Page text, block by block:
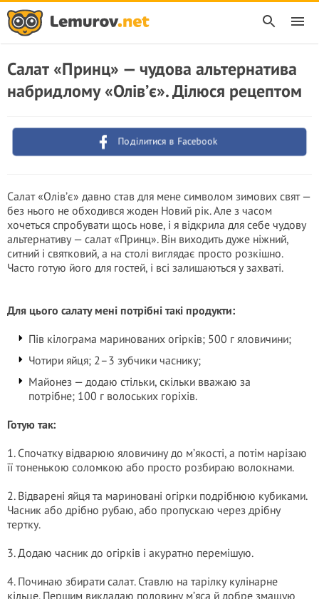
Салат «Принц» — чудова альтернатива
набридлому «Олів’є». Ділюся рецептом
Поділитися в Facebook
Салат «Олів’є» давно став для мене символом зимових свят —
без нього не обходився жоден Новий рік. Але з часом
хочеться спробувати щось нове, і я відкрила для себе чудову
альтернативу — салат «Принц». Він виходить дуже ніжний,
ситний і святковий, а на столі виглядає просто розкішно.
Часто готую його для гостей, і всі залишаються у захваті.
Для цього салату мені потрібні такі продукти:
Пів кілограма маринованих огірків; 500 г яловичини;
Чотири яйця; 2–3 зубчики часнику;
Майонез — додаю стільки, скільки вважаю за
потрібне; 100 г волоських горіхів.
Готую так:
1. Спочатку відварюю яловичину до м’якості, а потім нарізаю
її тоненькою соломкою або просто розбираю волокнами.
2. Відварені яйця та мариновані огірки подрібнюю кубиками.
Часник або дрібно рубаю, або пропускаю через дрібну
тертку.
3. Додаю часник до огірків і акуратно перемішую.
4. Починаю збирати салат. Ставлю на тарілку кулінарне
кільце. Першим викладаю половину м’яса й добре змащую